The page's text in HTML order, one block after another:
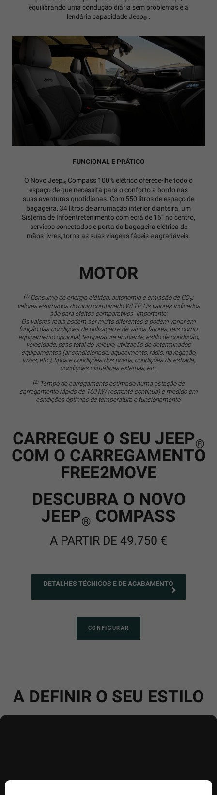
equilibrando uma condução diária sem problemas e a
lendária capacidade Jeep®.
FUNCIONAL E PRÁTICO
O Novo Jeep® Compass 100% elétrico oferece-lhe todo o
espaço de que necessita para o conforto a bordo nas
suas aventuras quotidianas. Com 550 litros de espaço de
bagageira, 34 litros de arrumação interior dianteira, um
Sistema de Infoentretenimento com ecrã de 16’’ no centro,
serviços conectados e porta da bagageira elétrica de
mãos livres, torna as suas viagens fáceis e agradáveis.
MOTOR
(1)Consumo de energia elétrica, autonomia e emissão de CO2:
valores estimados do ciclo combinado WLTP. Os valores indicados
são para efeitos comparativos. Importante:
Os valores reais podem ser muito diferentes e podem variar em
função das condições de utilização e de vários fatores, tais como:
equipamento opcional, temperatura ambiente, estilo de condução,
velocidade, peso total do veículo, utilização de determinados
equipamentos (ar condicionado, aquecimento, rádio, navegação,
luzes, etc.), tipos e condições dos pneus, condições da estrada,
condições climáticas externas, etc.
(2)Tempo de carregamento estimado numa estação de
carregamento rápido de 160 kW (corrente contínua) e medido em
condições óptimas de temperatura e funcionamento.
CARREGUE O SEU JEEP®
COM O CARREGAMENTO
FREE2MOVE
DESCUBRA O NOVO
JEEP® COMPASS
A PARTIR DE 49.750 €
DETALHES TÉCNICOS E DE ACABAMENTO
CONFIGURAR
A DEFINIR O SEU ESTILO